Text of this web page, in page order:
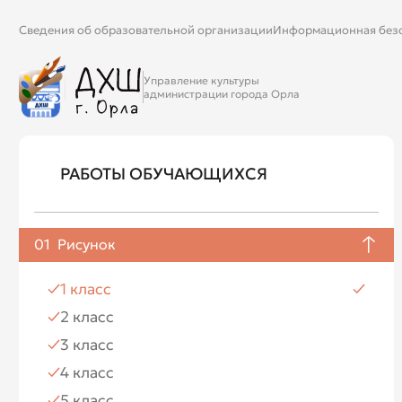
Сведения об образовательной организацииИнформационная
Управление культуры
администрации города Орла
РАБОТЫ ОБУЧАЮЩИХСЯ
01 Рисунок
1 класс
2 класс
3 класс
4 класс